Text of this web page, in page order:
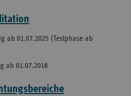
ab 01.07.2025 (Testphase ab
ab 01.07.2018